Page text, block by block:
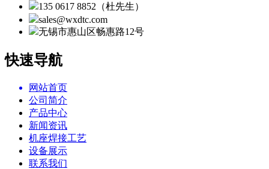
135 0617 8852（杜先生）
sales@wxdtc.com
无锡市惠山区畅惠路12号
快速导航
网站首页
公司简介
产品中心
新闻资讯
机座焊接工艺
设备展示
联系我们